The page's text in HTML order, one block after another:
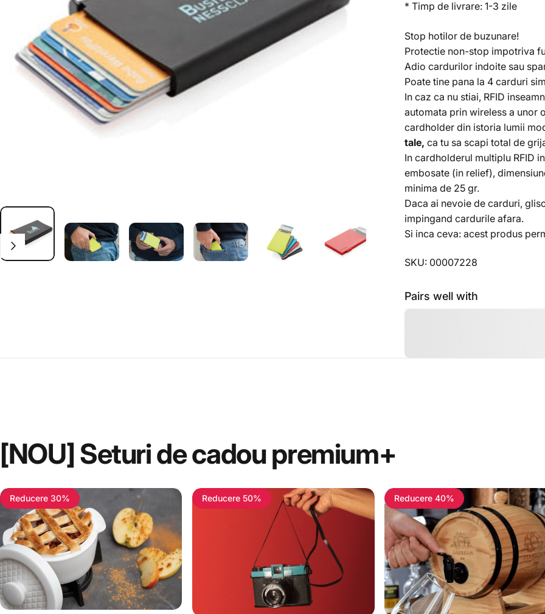
* Timp de livrare: 1-3 zile
Stop hotilor de buzunare!
Protectie non-stop impotriva
Adio cardurilor indoite sau
Poate tine pana la 4 carduri
In caz ca nu stiai, RFID
automata prin wireless a unor
cardholder din istoria lumii
tale, ca tu sa scapi total de
In cardholderul multiplu RFID
embosate (in relief),
minima de 25 gr.
Daca ai nevoie de carduri,
impingand cardurile afara.
Si inca ceva: acest produs
SKU: 00007228
Pairs well with
[NOU]Seturidecadoupremium+
Reducere 30% Reducere 50% Reducere 40%